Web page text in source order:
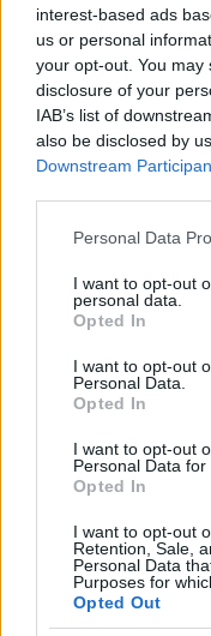
interest-based ads
us or personal
your opt-out. You
disclosure of your
IAB’s list of
also be disclosed by
Downstream
Please note that this
not limited to your
grant or deny
use your data for
consent section.
Personal Data
I want to opt-out
personal data.
Opted In
I want to opt-out
Personal Data.
Opted In
I want to opt-out
Personal Data for
Opted In
I want to opt-out
Retention, Sale,
Personal Data
Purposes for
Opted Out
Πτυχίο ή δίπλωμα
Κοινωνιολογίας ή
Πολιτικής και
Ανθρωπολογίας ή
Ανθρωπολογίας ή
Πολιτικής ή Κοινωνικής
Ανθρωπολογίας και
Κοινωνικής Διοίκησης
Κοινωνικής
Κοινωνικής Διοίκησης
Κοινωνικής
Εργασίας ή Επιστημών
Εκπαίδευσης και
προχωρημένου
Κοινωνικής Εργασίας ή
Εκπαιδευτικής και
Εκπαιδευτικής
Φιλοσοφικών και
Σπουδών ή
Φιλοσοφίας
Ψυχολογία *
Πτυχίο ή δίπλωμα
Κοινοτικής Υγείας
προχωρημένου